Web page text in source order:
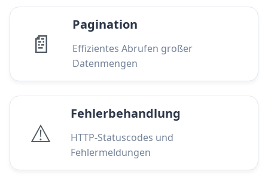
📄
Pagination
Effizientes Abrufen großer
Datenmengen
⚠️
Fehlerbehandlung
HTTP-Statuscodes und
Fehlermeldungen